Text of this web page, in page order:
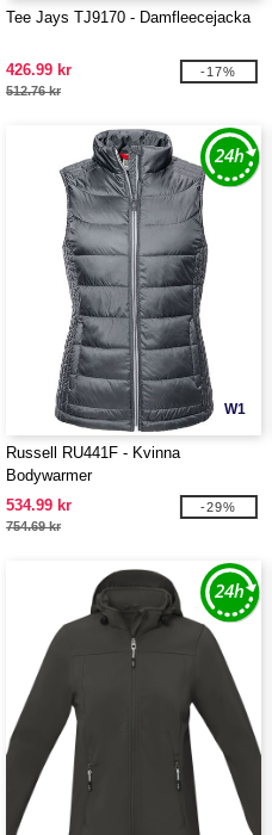
Tee Jays TJ9170 - Damfleecejacka
426.99 kr
512.76 kr
-17%
W1
Russell RU441F - Kvinna
Bodywarmer
534.99 kr
754.69 kr
-29%